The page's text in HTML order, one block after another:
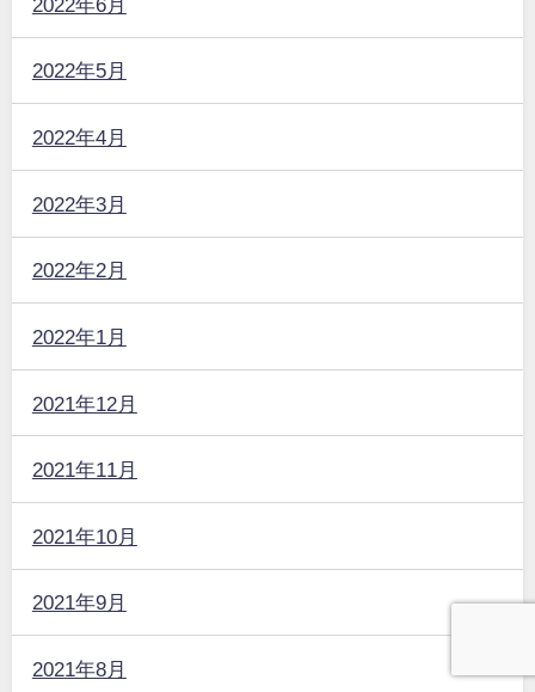
2022年5月
2022年4月
2022年3月
2022年2月
2022年1月
2021年12月
2021年11月
2021年10月
2021年9月
2021年8月